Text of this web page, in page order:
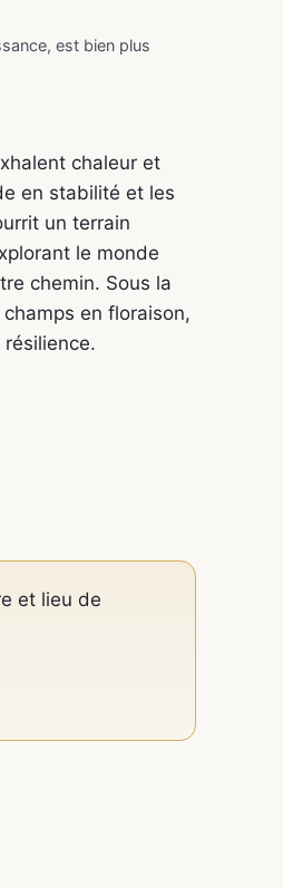
est bien plus
chaleur et
en stabilité et les
un terrain
le monde
chemin. Sous la
en floraison,
et lieu de